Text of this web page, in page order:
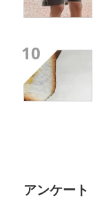
10
アンケート